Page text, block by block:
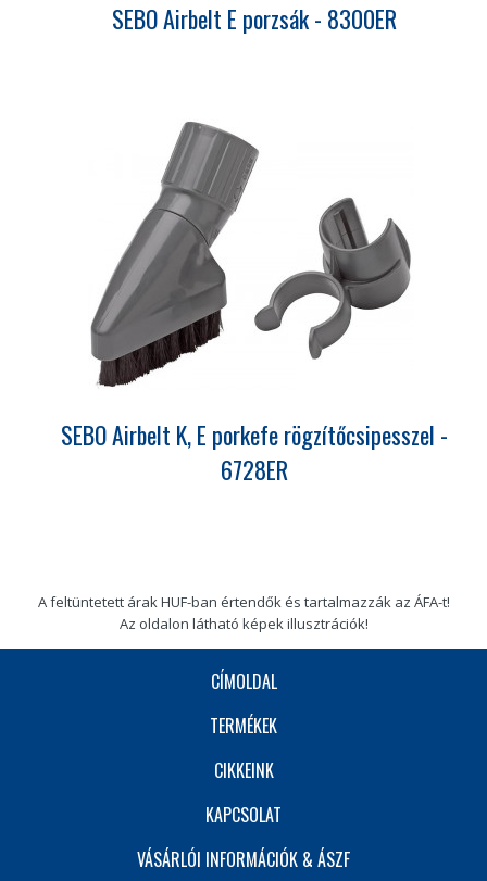
SEBO Airbelt E porzsák - 8300ER
SEBO Airbelt K, E porkefe rögzítőcsipesszel -
6728ER
A feltüntetett árak HUF-ban értendők és tartalmazzák az ÁFA-t!
Az oldalon látható képek illusztrációk!
CÍMOLDAL
TERMÉKEK
CIKKEINK
KAPCSOLAT
VÁSÁRLÓI INFORMÁCIÓK & ÁSZF